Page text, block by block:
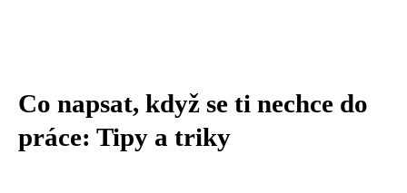
Co napsat, když se ti nechce do
práce: Tipy a triky